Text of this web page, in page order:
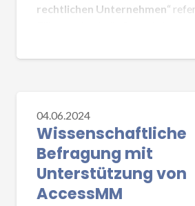
rechtlichen Unternehmen“
04.06.2024
Wissenschaftliche
Befragung mit
Unterstützung von
AccessMM